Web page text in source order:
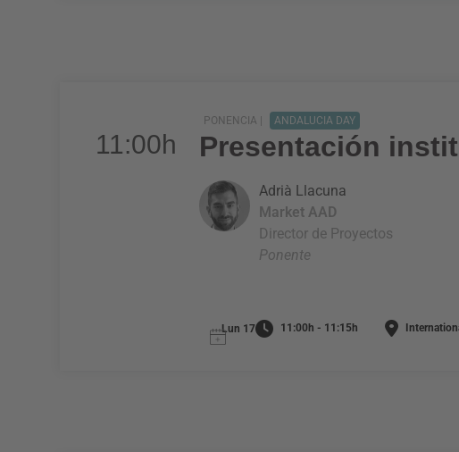
11:00h
PONENCIA | ANDALUCIA DAY
Presentación
Adrià Llacuna
Market AAD
Director de Proyectos
Ponente
Lun 17 11:00h - 11:15h